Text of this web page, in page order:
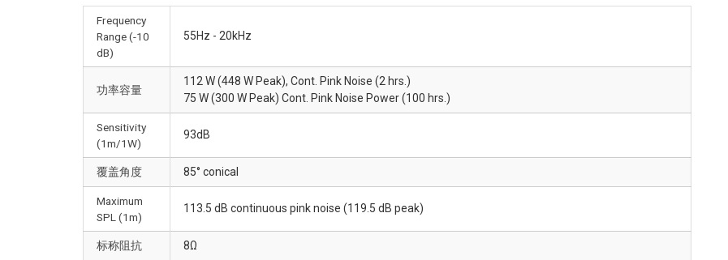
Frequency
Range (-10
dB)
55Hz - 20kHz
功率容量
112 W (448 W Peak), Cont. Pink Noise (2 hrs.)
75 W (300 W Peak) Cont. Pink Noise Power (100 hrs.)
Sensitivity
(1m/1W)
93dB
覆盖角度 85° conical
Maximum
SPL (1m)
113.5 dB continuous pink noise (119.5 dB peak)
标称阻抗 8Ω